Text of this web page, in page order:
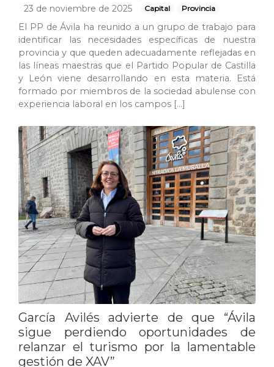
23 de noviembre de 2025 Capital Provincia
El PP de Ávila ha reunido a un grupo de trabajo para
identificar las necesidades específicas de nuestra
provincia y que queden adecuadamente reflejadas en
las líneas maestras que el Partido Popular de Castilla
y León viene desarrollando en esta materia. Está
formado por miembros de la sociedad abulense con
experiencia laboral en los campos […]
García Avilés advierte de que “Ávila
sigue perdiendo oportunidades de
relanzar el turismo por la lamentable
gestión de XAV”